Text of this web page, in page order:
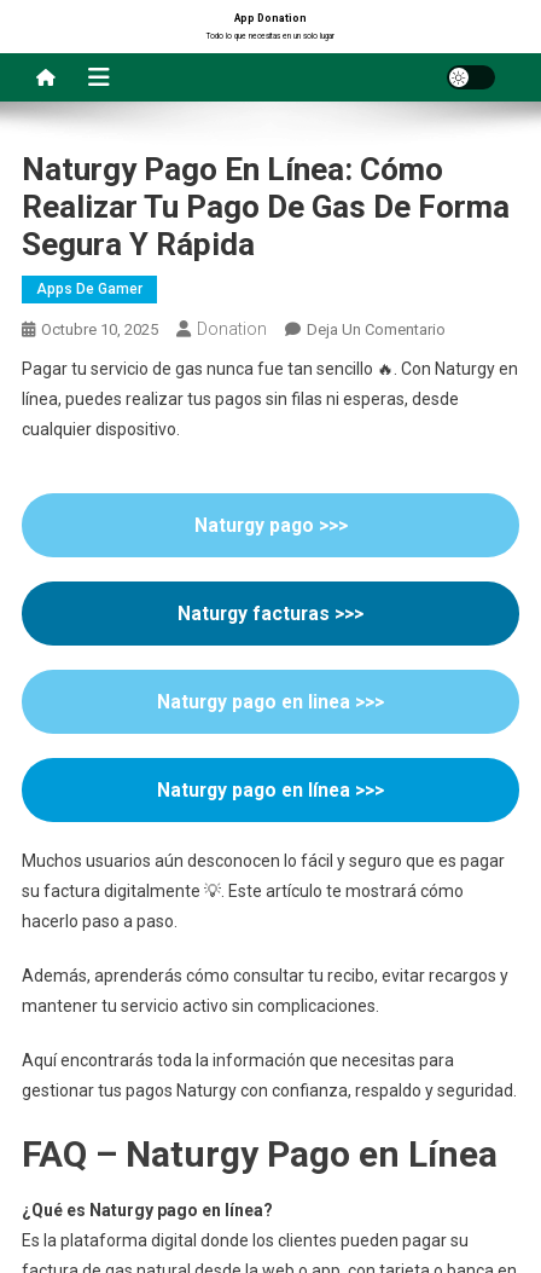
contenido
App Donation
Todo lo que necesitas en un solo lugar
Naturgy Pago En Línea: Cómo
Realizar Tu Pago De Gas De Forma
Segura Y Rápida
Apps De Gamer
Octubre 10, 2025 Donation Deja Un ComentarioEn
Pago
Realizar
De
Pagar tu servicio de gas nunca fue tan sencillo 🔥. Con Naturgy en
línea, puedes realizar tus pagos sin filas ni esperas, desde
cualquier dispositivo.
Naturgy pago >>>
Naturgy facturas >>>
Naturgy pago en linea >>>
Naturgy pago en línea >>>
Muchos usuarios aún desconocen lo fácil y seguro que es pagar
su factura digitalmente 💡. Este artículo te mostrará cómo
hacerlo paso a paso.
Además, aprenderás cómo consultar tu recibo, evitar recargos y
mantener tu servicio activo sin complicaciones.
Aquí encontrarás toda la información que necesitas para
gestionar tus pagos Naturgy con confianza, respaldo y seguridad.
FAQ – Naturgy Pago en Línea
¿Qué es Naturgy pago en línea?
Es la plataforma digital donde los clientes pueden pagar su